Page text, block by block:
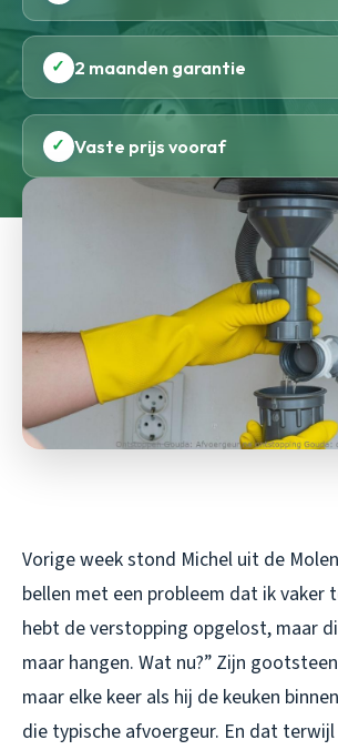
✓ 2 maanden garantie
✓ Vaste prijs vooraf
Vorige week stond Michel uit de
bellen met een probleem dat ik vaker
hebt de verstopping opgelost, maar
maar hangen. Wat nu?” Zijn
maar elke keer als hij de keuken
die typische afvoergeur. En dat